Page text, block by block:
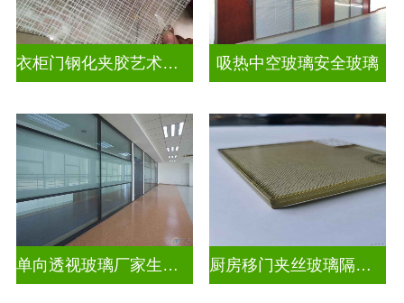
衣柜门钢化夹胶艺术玻璃 吸热中空玻璃安全玻璃
单向透视玻璃厂家生产安装 厨房移门夹丝玻璃隔断图片